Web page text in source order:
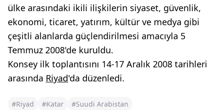
ülke arasındaki ikili ilişkilerin siyaset, güvenlik,
ekonomi, ticaret, yatırım, kültür ve medya gibi
çeşitli alanlarda güçlendirilmesi amacıyla 5
Temmuz 2008'de kuruldu.
Konsey ilk toplantısını 14-17 Aralık 2008 tarihleri
arasında Riyad'da düzenledi.
#Riyad #Katar #Suudi Arabistan